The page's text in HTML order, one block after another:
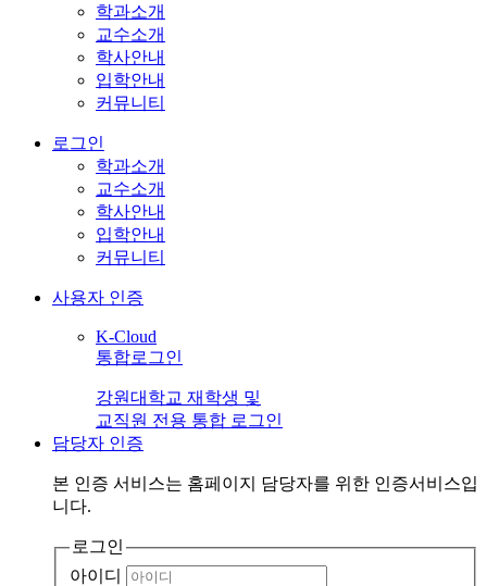
학과소개
교수소개
학사안내
입학안내
커뮤니티
로그인
학과소개
교수소개
학사안내
입학안내
커뮤니티
사용자 인증
K-Cloud
통합로그인
강원대학교 재학생 및
교직원 전용 통합 로그인
담당자 인증
본 인증 서비스는 홈페이지 담당자를 위한 인증서비스입
니다.
로그인
아이디